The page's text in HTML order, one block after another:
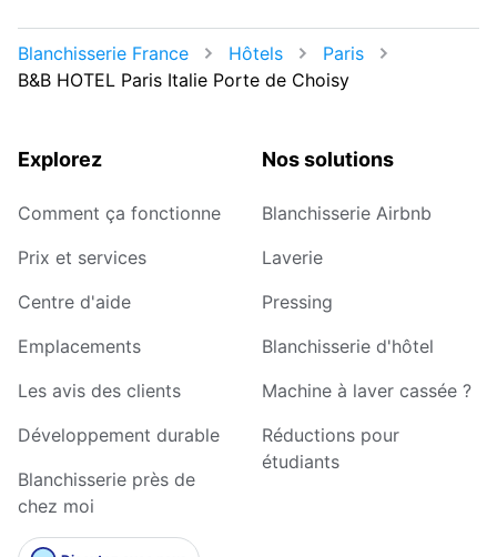
Blanchisserie France Hôtels
Paris
B&B HOTEL Paris Italie Porte de Choisy
Explorez
Comment ça fonctionne
Prix et services
Centre d'aide
Emplacements
Les avis des clients
Développement durable
Blanchisserie près de
chez moi
Nos solutions
Blanchisserie Airbnb
Laverie
Pressing
Blanchisserie d'hôtel
Machine à laver cassée ?
Réductions pour
étudiants